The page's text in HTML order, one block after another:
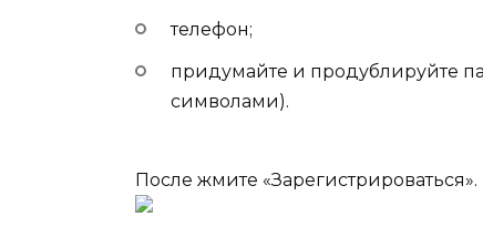
телефон;
придумайте и продублируйте
символами).
После жмите «Зарегистрироваться».